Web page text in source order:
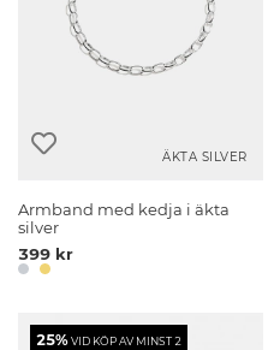
ÄKTA SILVER
Armband med kedja i äkta
silver
399 kr
25%VID KÖP AV MINST 2